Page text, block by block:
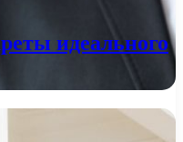
идеального